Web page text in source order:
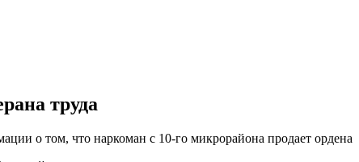
труда
о том, что наркоман с 10-го микрорайона продает ордена